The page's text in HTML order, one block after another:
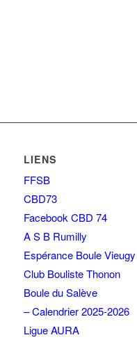
LIENS
FFSB
CBD73
Facebook CBD 74
A S B Rumilly
Espérance Boule Vieugy
Club Bouliste Thonon
Boule du Salève
– Calendrier 2025-2026
Ligue AURA